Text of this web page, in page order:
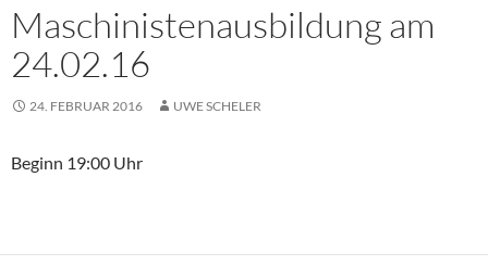
Maschinistenausbildung am
24.02.16
24. FEBRUAR 2016 UWE SCHELER
Beginn 19:00 Uhr